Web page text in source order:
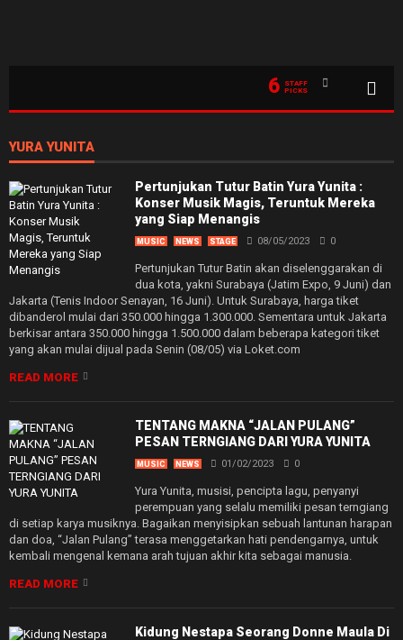
6
STAFF
PICKS
YURA YUNITA
Pertunjukan Tutur Batin Yura Yunita :
Konser Musik Magis, Teruntuk Mereka
yang Siap Menangis
MUSIC NEWS STAGE 08/05/2023 0
Pertunjukan Tutur Batin akan diselenggarakan di
dua kota, yakni Surabaya (Jatim Expo, 9 Juni) dan
Jakarta (Tenis Indoor Senayan, 16 Juni). Untuk Surabaya, harga tiket
dibanderol mulai dari 350.000 hingga 1.300.000. Sementara untuk Jakarta
berkisar antara 350.000 hingga 1.500.000 dalam beberapa kategori tiket
yang akan mulai dijual pada Senin (08/05) via Loket.com
READ MORE
TENTANG MAKNA “JALAN PULANG”
PESAN TERNGIANG DARI YURA YUNITA
MUSIC NEWS 01/02/2023 0
Yura Yunita, musisi, pencipta lagu, penyanyi
perempuan yang selalu memiliki pesan terngiang
di setiap karya musiknya. Bagaikan menyisipkan sebuah lantunan harapan
dan doa, “Jalan Pulang” terasa menggetarkan hati pendengarnya, untuk
kembali mengenal kemana arah tujuan akhir kita sebagai manusia.
READ MORE
Kidung Nestapa Seorang Donne Maula Di